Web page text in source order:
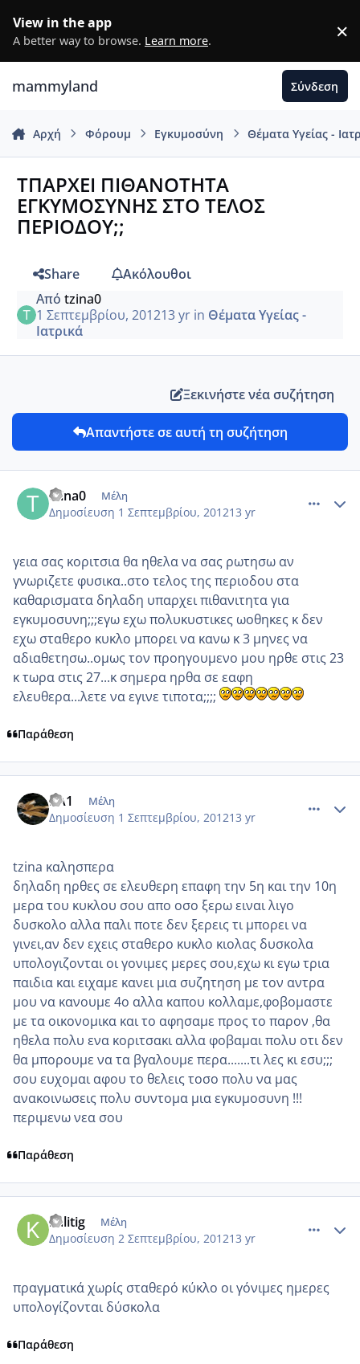
View in the app
A better way to browse. Learn more. ×
mammyland Σύνδεση
Αρχή Φόρουμ Εγκυμοσύνη Θέματα Υγείας -
ΤΠΑΡΧΕΙ ΠΙΘΑΝΟΤΗΤΑ
ΕΓΚΥΜΟΣΥΝΗΣ ΣΤΟ ΤΕΛΟΣ
ΠΕΡΙΟΔΟΥ;;
Share
Ακόλουθοι
Από tzina0
1 Σεπτεμβρίου, 201213 yrin Θέματα Υγείας -
Ιατρικά
Ξεκινήστε νέα συζήτηση
Απαντήστε σε αυτή τη συζήτηση
tzina0 Μέλη
Δημοσίευση 1 Σεπτεμβρίου, 201213 yr
γεια σας κοριτσια θα ηθελα να σας ρωτησω αν
γνωριζετε φυσικα..στο τελος της περιοδου στα
καθαρισματα δηλαδη υπαρχει πιθανιτητα για
εγκυμοσυνη;;;εγω εχω πολυκυστικες ωοθηκες κ δεν
εχω σταθερο κυκλο μπορει να κανω κ 3 μηνες να
αδιαθετησω..ομως τον προηγουμενο μου ηρθε στις 23
κ τωρα στις 27...κ σημερα ηρθα σε εαφη
ελευθερα...λετε να εγινε τιποτα;;;;
Παράθεση
KA1 Μέλη
Δημοσίευση 1 Σεπτεμβρίου, 201213 yr
tzina καλησπερα
δηλαδη ηρθες σε ελευθερη επαφη την 5η και την 10η
μερα του κυκλου σου απο οσο ξερω ειναι λιγο
δυσκολο αλλα παλι ποτε δεν ξερεις τι μπορει να
γινει,αν δεν εχεις σταθερο κυκλο κιολας δυσκολα
υπολογιζονται οι γονιμες μερες σου,εχω κι εγω τρια
παιδια και ειχαμε κανει μια συζητηση με τον αντρα
μου να κανουμε 4ο αλλα καπου κολλαμε,φοβομαστε
με τα οικονομικα και το αφησαμε προς το παρον ,θα
ηθελα πολυ ενα κοριτσακι αλλα φοβαμαι πολυ οτι δεν
θα μπορουμε να τα βγαλουμε περα.......τι λες κι εσυ;;;
σου ευχομαι αφου το θελεις τοσο πολυ να μας
ανακοινωσεις πολυ συντομα μια εγκυμοσυνη !!!
περιμενω νεα σου
Παράθεση
kalitig Μέλη
Δημοσίευση 2 Σεπτεμβρίου, 201213 yr
πραγματικά χωρίς σταθερό κύκλο οι γόνιμες ημερες
υπολογίζονται δύσκολα
Παράθεση